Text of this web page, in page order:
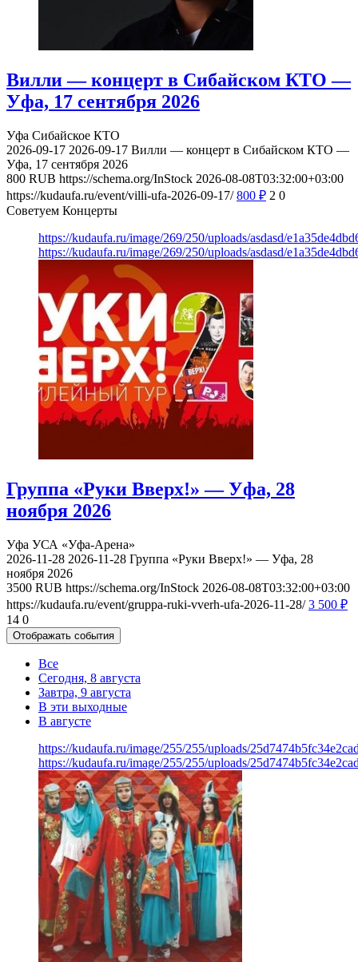
Вилли — концерт в Сибайском КТО —
Уфа, 17 сентября 2026
Уфа Сибайское КТО
2026-09-17 2026-09-17 Вилли — концерт в Сибайском КТО —
Уфа, 17 сентября 2026
800 RUB https://schema.org/InStock 2026-08-08T03:32:00+03:00
https://kudaufa.ru/event/villi-ufa-2026-09-17/ 800 ₽ 2 0
Советуем Концерты
https://kudaufa.ru/image/269/250/uploads/asdasd/
https://kudaufa.ru/image/269/250/uploads/asdasd/
Группа «Руки Вверх!» — Уфа, 28
ноября 2026
Уфа УСА «Уфа-Арена»
2026-11-28 2026-11-28 Группа «Руки Вверх!» — Уфа, 28
ноября 2026
3500 RUB https://schema.org/InStock 2026-08-08T03:32:00+03:00
https://kudaufa.ru/event/gruppa-ruki-vverh-ufa-2026-11-28/ 3 500 ₽
14 0
Отображать события
Все
Сегодня, 8 августа
Завтра, 9 августа
В эти выходные
В августе
https://kudaufa.ru/image/255/255/uploads/
https://kudaufa.ru/image/255/255/uploads/